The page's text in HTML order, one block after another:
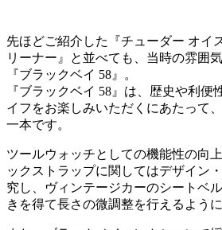
先ほどご紹介した『チューダー オイ
リーナー』と並べても、当時の雰囲
『ブラックベイ 58』。
『ブラックベイ 58』は、歴史や利便
イフをお楽しみいただくにあたって
一本です。
ツールウォッチとしての機能性の向
ックストラップに関してはデザイン
究し、ヴィンテージカーのシートベ
きを得て長さの微調整を行えるよう